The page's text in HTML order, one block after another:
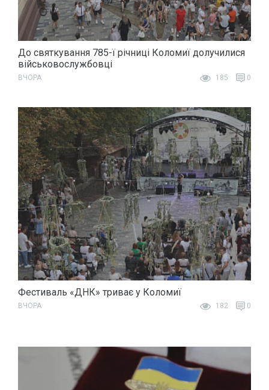
До святкування 785-ї річниці Коломиї долучилися
військовослужбовці
ВЧОРА 185 0
Фестиваль «ДНК» триває у Коломиї
ВЧОРА 182 0